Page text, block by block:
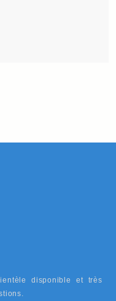
disponible et très